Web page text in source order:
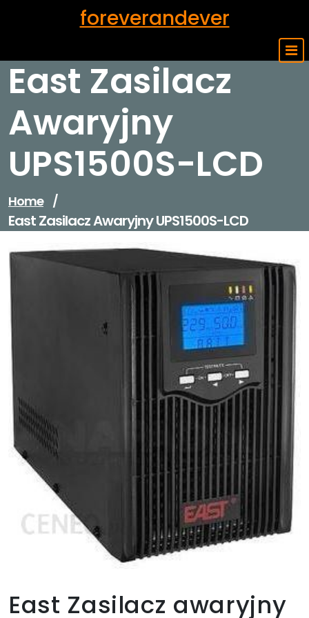
foreverandever
East Zasilacz
Awaryjny
UPS1500S-LCD
Home /
East Zasilacz Awaryjny UPS1500S-LCD
East Zasilacz awaryjny